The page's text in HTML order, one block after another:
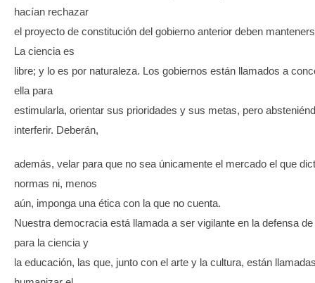
hacían rechazar
el proyecto de constitución del gobierno anterior deben
La ciencia es
libre; y lo es por naturaleza. Los gobiernos están llamados a
ella para
estimularla, orientar sus prioridades y sus metas, pero
interferir. Deberán,
además, velar para que no sea únicamente el mercado el que
normas ni, menos
aún, imponga una ética con la que no cuenta.
Nuestra democracia está llamada a ser vigilante en la defensa de
para la ciencia y
la educación, las que, junto con el arte y la cultura, están